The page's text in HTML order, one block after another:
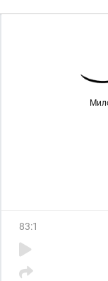
83:1